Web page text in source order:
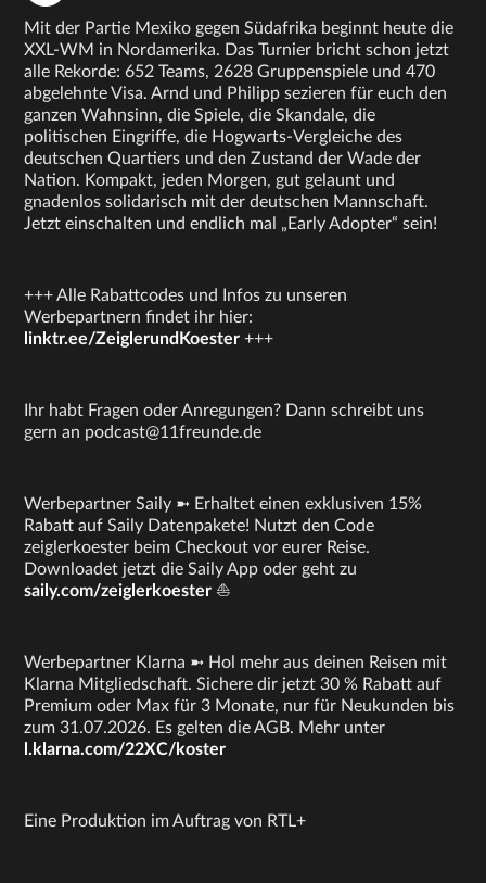
Mit der Partie Mexiko gegen Südafrika beginnt heute die
XXL-WM in Nordamerika. Das Turnier bricht schon jetzt
alle Rekorde: 652 Teams, 2628 Gruppenspiele und 470
abgelehnte Visa. Arnd und Philipp sezieren für euch den
ganzen Wahnsinn, die Spiele, die Skandale, die
politischen Eingriffe, die Hogwarts-Vergleiche des
deutschen Quartiers und den Zustand der Wade der
Nation. Kompakt, jeden Morgen, gut gelaunt und
gnadenlos solidarisch mit der deutschen Mannschaft.
Jetzt einschalten und endlich mal „Early Adopter“ sein!
+++ Alle Rabattcodes und Infos zu unseren
Werbepartnern findet ihr hier:
linktr.ee/ZeiglerundKoester +++
Ihr habt Fragen oder Anregungen? Dann schreibt uns
gern an podcast@11freunde.de
Werbepartner Saily ➼ Erhaltet einen exklusiven 15%
Rabatt auf Saily Datenpakete! Nutzt den Code
zeiglerkoester beim Checkout vor eurer Reise.
Downloadet jetzt die Saily App oder geht zu
saily.com/zeiglerkoester ⛵
Werbepartner Klarna ➼ Hol mehr aus deinen Reisen mit
Klarna Mitgliedschaft. Sichere dir jetzt 30 % Rabatt auf
Premium oder Max für 3 Monate, nur für Neukunden bis
zum 31.07.2026. Es gelten die AGB. Mehr unter
l.klarna.com/22XC/koster
Eine Produktion im Auftrag von RTL+